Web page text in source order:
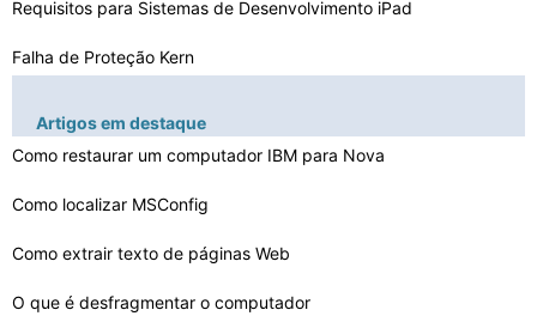
Requisitos para Sistemas de Desenvolvimento iPad
Falha de Proteção Kern
Como definir um MacBook Entrada
Streaming de imagens para o seu iPad de um Mac
Artigos em destaque
Como restaurar um computador IBM para Nova
Como localizar MSConfig
Como extrair texto de páginas Web
O que é desfragmentar o computador